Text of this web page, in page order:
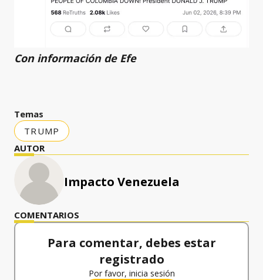
Con información de Efe
Temas
TRUMP
AUTOR
Impacto Venezuela
COMENTARIOS
Para comentar, debes estar
registrado
Por favor, inicia sesión